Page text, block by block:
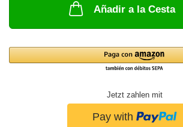
Añadir a la Cesta
Jetzt zahlen mit